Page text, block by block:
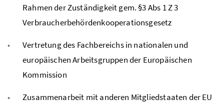
Rahmen der Zuständigkeit gem. §3 Abs 1 Z 3
Verbraucherbehördenkooperationsgesetz
Vertretung des Fachbereichs in nationalen und
europäischen Arbeitsgruppen der Europäischen
Kommission
Zusammenarbeit mit anderen Mitgliedstaaten der EU